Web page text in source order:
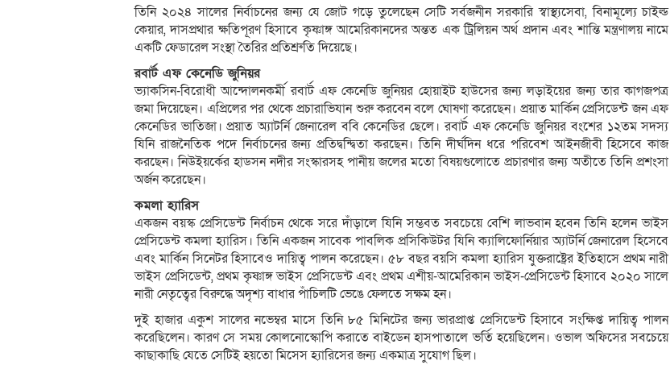
তিনি ২০২৪ সালের নির্বাচনের জন্য যে জোট গড়ে তুলেছেন সেটি সর্বজনীন সরকারি স্বাস্থ্যসেবা, বিনামূল্যে চাইল্ড
কেয়ার, দাসপ্রথার ক্ষতিপূরণ হিসাবে কৃষ্ণাঙ্গ আমেরিকানদের অন্তত এক ট্রিলিয়ন অর্থ প্রদান এবং শান্তি মন্ত্রণালয় নামে
একটি ফেডারেল সংস্থা তৈরির প্রতিশ্রুতি দিয়েছে।
রবার্ট এফ কেনেডি জুনিয়র
ভ্যাকসিন-বিরোধী আন্দোলনকর্মী রবার্ট এফ কেনেডি জুনিয়র হোয়াইট হাউসের জন্য লড়াইয়ের জন্য তার কাগজপত্র
জমা দিয়েছেন। এপ্রিলের পর থেকে প্রচারাভিযান শুরু করবেন বলে ঘোষণা করেছেন। প্রয়াত মার্কিন প্রেসিডেন্ট জন এফ
কেনেডির ভাতিজা। প্রয়াত অ্যাটর্নি জেনারেল ববি কেনেডির ছেলে। রবার্ট এফ কেনেডি জুনিয়র বংশের ১২তম সদস্য
যিনি রাজনৈতিক পদে নির্বাচনের জন্য প্রতিদ্বন্দ্বিতা করছেন। তিনি দীর্ঘদিন ধরে পরিবেশ আইনজীবী হিসেবে কাজ
করছেন। নিউইয়র্কের হাডসন নদীর সংস্কারসহ পানীয় জলের মতো বিষয়গুলোতে প্রচারণার জন্য অতীতে তিনি প্রশংসা
অর্জন করেছেন।
কমলা হ্যারিস
একজন বয়স্ক প্রেসিডেন্ট নির্বাচন থেকে সরে দাঁড়ালে যিনি সম্ভবত সবচেয়ে বেশি লাভবান হবেন তিনি হলেন ভাইস
প্রেসিডেন্ট কমলা হ্যারিস। তিনি একজন সাবেক পাবলিক প্রসিকিউটর যিনি ক্যালিফোর্নিয়ার অ্যাটর্নি জেনারেল হিসেবে
এবং মার্কিন সিনেটর হিসাবেও দায়িত্ব পালন করেছেন। ৫৮ বছর বয়সি কমলা হ্যারিস যুক্তরাষ্ট্রের ইতিহাসে প্রথম নারী
ভাইস প্রেসিডেন্ট, প্রথম কৃষ্ণাঙ্গ ভাইস প্রেসিডেন্ট এবং প্রথম এশীয়-আমেরিকান ভাইস-প্রেসিডেন্ট হিসাবে ২০২০ সালে
নারী নেতৃত্বের বিরুদ্ধে অদৃশ্য বাধার পাঁচিলটি ভেঙে ফেলতে সক্ষম হন।
দুই হাজার একুশ সালের নভেম্বর মাসে তিনি ৮৫ মিনিটের জন্য ভারপ্রাপ্ত প্রেসিডেন্ট হিসাবে সংক্ষিপ্ত দায়িত্ব পালন
করেছিলেন। কারণ সে সময় কোলনোস্কোপি করাতে বাইডেন হাসপাতালে ভর্তি হয়েছিলেন। ওভাল অফিসের সবচেয়ে
কাছাকাছি যেতে সেটিই হয়তো মিসেস হ্যারিসের জন্য একমাত্র সুযোগ ছিল।